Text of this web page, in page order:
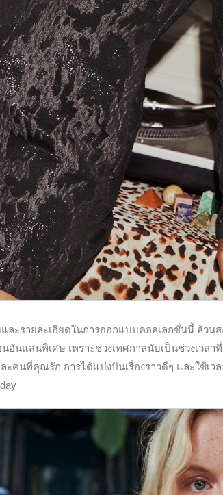
ละรายละเอียดในการออกแบบคอลเลกชั่นนี้ ล้ว
อันแสนพิเศษ เพราะช่วงเทศกาลนับเป็นช่วงเวล
ะคนที่คุณรัก การได้แบ่งปันเรื่องราวดีๆ และใช้เ